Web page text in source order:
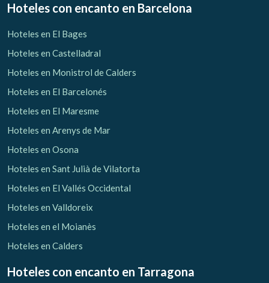
Hoteles con encanto en Barcelona
Hoteles en El Bages
Hoteles en Castelladral
Hoteles en Monistrol de Calders
Hoteles en El Barcelonés
Hoteles en El Maresme
Hoteles en Arenys de Mar
Hoteles en Osona
Hoteles en Sant Julià de Vilatorta
Hoteles en El Vallés Occidental
Hoteles en Valldoreix
Hoteles en el Moianès
Hoteles en Calders
Hoteles con encanto en Tarragona